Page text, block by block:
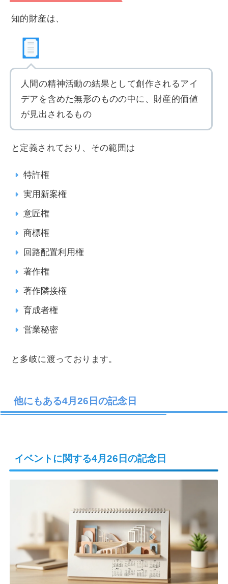
知的財産は、
人間の精神活動の結果として創作されるアイ
デアを含めた無形のものの中に、財産的価値
が見出されるもの
と定義されており、その範囲は
特許権
実用新案権
意匠権
商標権
回路配置利用権
著作権
著作隣接権
育成者権
営業秘密
と多岐に渡っております。
他にもある4月26日の記念日
イベントに関する4月26日の記念日